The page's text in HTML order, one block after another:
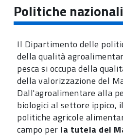
navigazione
Politiche nazionali
Il Dipartimento delle
della qualità
pesca si occupa della
della valorizzazione del
Dall'agroalimentare alla
biologici al settore ippico,
politiche agricole
campo per la tutela del